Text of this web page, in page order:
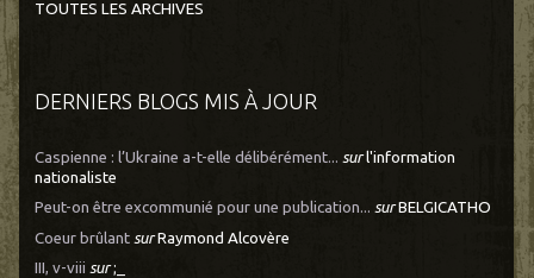
TOUTES LES ARCHIVES
DERNIERS BLOGS MIS À JOUR
Caspienne : l’Ukraine a-t-elle délibérément... surl'information
nationaliste
Peut-on être excommunié pour une publication... surBELGICATHO
Coeur brûlant surRaymond Alcovère
III, v-viii sur;_